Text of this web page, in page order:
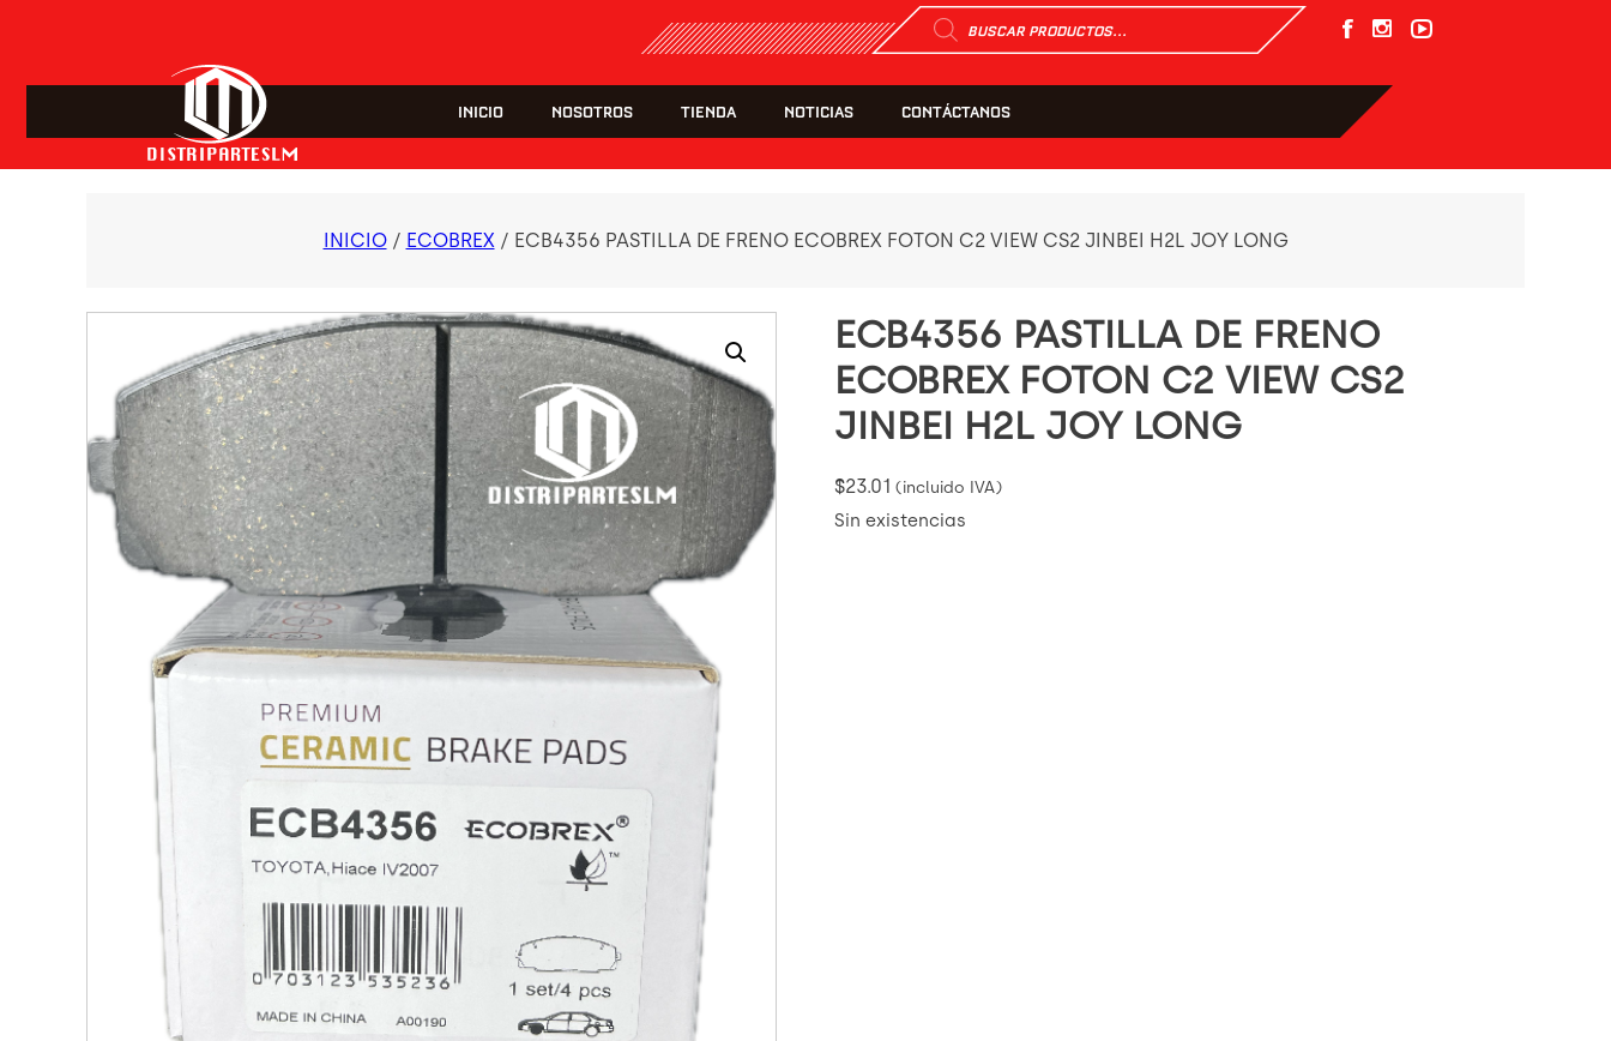
Búsqueda
de
productos
INICIO NOSOTROS TIENDA NOTICIAS CONTÁCTANOS
INICIO/ ECOBREX/ ECB4356 PASTILLA DE FRENO ECOBREX FOTON C2 VIEW CS2 JINBEI H2L JOY LONG
ECB4356 PASTILLA DE FRENO
ECOBREX FOTON C2 VIEW CS2
JINBEI H2L JOY LONG
$23.01 (incluido IVA)
Sin existencias